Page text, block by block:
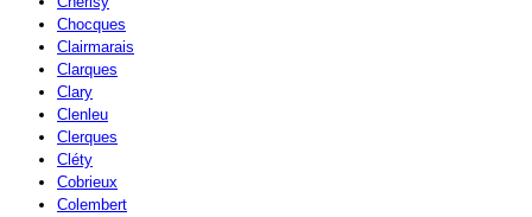
Chocques
Clairmarais
Clarques
Clary
Clenleu
Clerques
Cléty
Cobrieux
Colembert